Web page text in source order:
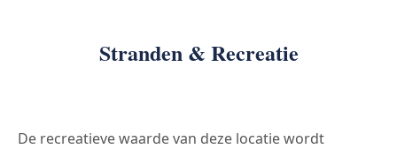
Stranden & Recreatie
De recreatieve waarde van deze locatie wordt